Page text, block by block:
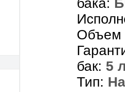
бака:
Объем
бак: 5
Тип: